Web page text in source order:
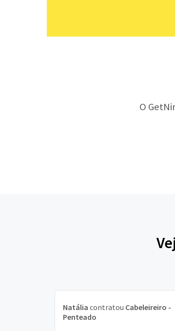
O
Natália contratou Cabeleireiro -
Penteado